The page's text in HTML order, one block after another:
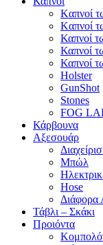
Kαπνοί
Kαπνοί
Καπνοί
Καπνοί
Καπνοί
Holster
GunShot
Stones
FOG
Κάρβουνα
Αξεσουάρ
Μπώλ
Hose
Διάφορα
Τάβλι – Σκάκι
Προιόντα